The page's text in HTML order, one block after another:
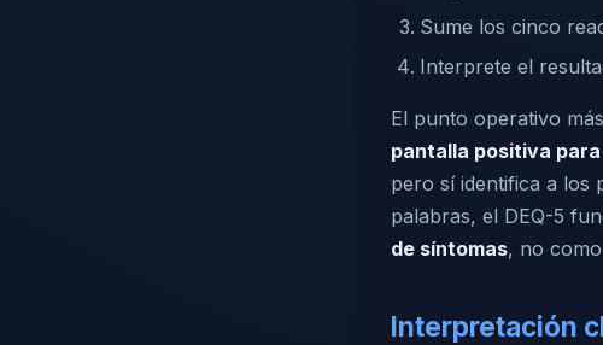
Sume los cinco
Interprete el
El punto operativo
pantalla positiva
pero sí identifica a los
palabras, el DEQ-5
de síntomas, no
Interpretación